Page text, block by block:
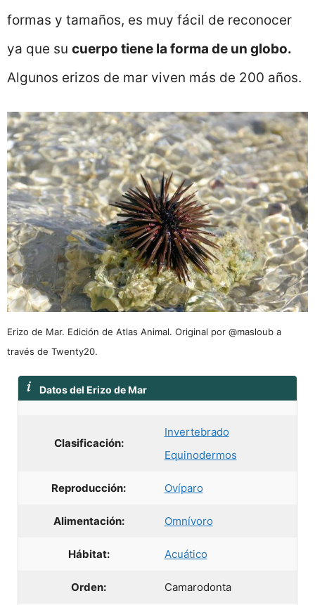
formas y tamaños, es muy fácil de reconocer
ya que su cuerpo tiene la forma de un globo.
Algunos erizos de mar viven más de 200 años.
Erizo de Mar. Edición de Atlas Animal. Original por @masloub a
través de Twenty20.
Datos del Erizo de Mar
Clasificación:
Invertebrado
Equinodermos
Reproducción: Ovíparo
Alimentación: Omnívoro
Hábitat: Acuático
Orden: Camarodonta